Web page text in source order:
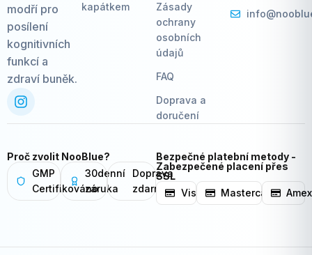
modří pro
posílení
kognitivních
funkcí a
zdraví buněk.
kapátkem
Zásady
ochrany
osobních
údajů
FAQ
Doprava a
doručení
Proč zvolit NooBlue?
GMP
Certifikováno
30denní
záruka
Doprava
zdarma
Bezpečné platební metody -
Zabezpečené placení přes
SSL
Visa
Mastercard Amex